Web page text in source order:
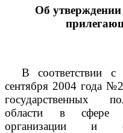
Об
В соответствии
сентября 2004 года
государственных
области в сфере
организации и